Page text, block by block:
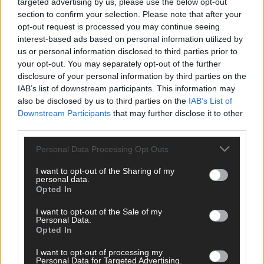
section to confirm your selection. Please note that after your
opt-out request is processed you may continue seeing
interest-based ads based on personal information utilized by
us or personal information disclosed to third parties prior to
your opt-out. You may separately opt-out of the further
disclosure of your personal information by third parties on the
IAB’s list of downstream participants. This information may
also be disclosed by us to third parties on the IAB’s List of
Downstream Participants that may further disclose it to other
Personal Data Processing Opt Outs
I want to opt-out of the Sharing of my
personal data.
Opted In
I want to opt-out of the Sale of my
Personal Data.
Opted In
I want to opt-out of processing my
Personal Data for Targeted Advertising.
ANZEIGE
Über Redaktion | Stuttgarter Blatt